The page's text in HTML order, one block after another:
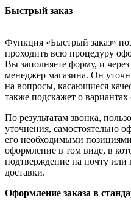
Быстрый заказ
Функция «Быстрый заказ»
проходить всю процедуру
Вы заполняете форму, и
менеджер магазина. Он
на вопросы, касающиеся
также подскажет о
По результатам звонка,
уточнения, самостоятельно
его необходимыми
оформление в том виде, в
подтверждение на почту
доставки.
Оформление заказа в